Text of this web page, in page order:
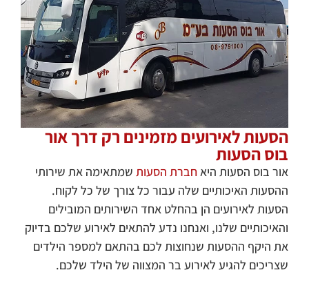
הסעות לאירועים מזמינים רק דרך אור
בוס הסעות
אור בוס הסעות היא חברת הסעות שמתאימה את שירותי
ההסעות האיכותיים שלה עבור כל צורך של כל לקוח.
הסעות לאירועים הן בהחלט אחד השירותים המובילים
והאיכותיים שלנו, ואנחנו נדע להתאים לאירוע שלכם בדיוק
את היקף ההסעות שנחוצות לכם בהתאם למספר הילדים
שצריכים להגיע לאירוע בר המצווה של הילד שלכם.